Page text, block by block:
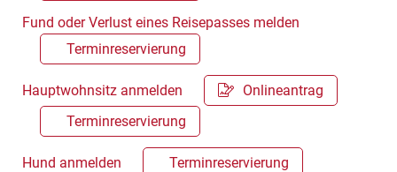
Fund oder Verlust eines Reisepasses melden
Terminreservierung
Hauptwohnsitz anmelden
Onlineantrag
Terminreservierung
Hund anmelden Terminreservierung